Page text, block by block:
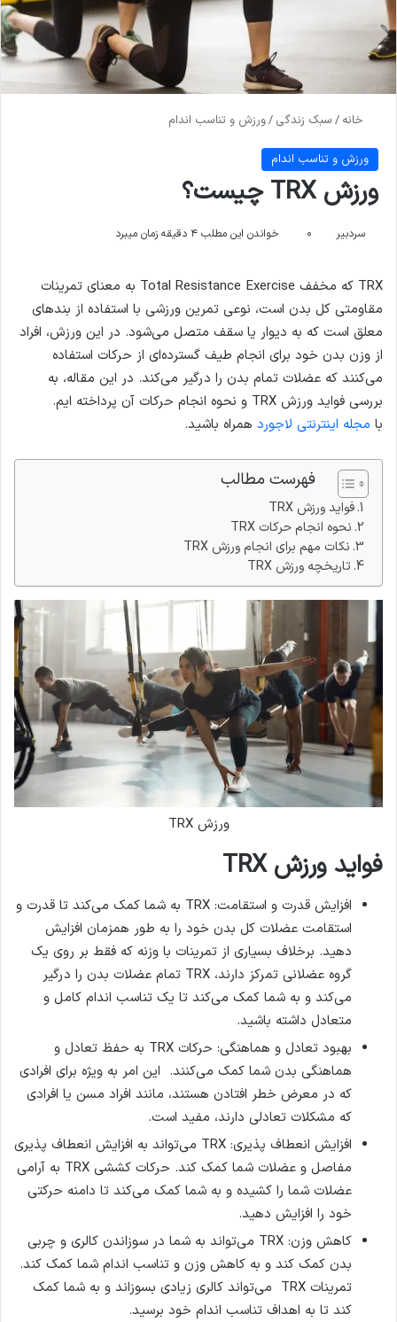
خانه / سبک زندگی /ورزش و تناسب اندام
ورزش و تناسب اندام
ورزش TRX چیست؟
سردبیر ۰ خواندن این مطلب ۴ دقیقه زمان میبرد
TRX که مخفف Total Resistance Exercise به معنای تمرینات
مقاومتی کل بدن است، نوعی تمرین ورزشی با استفاده از بندهای
معلق است که به دیوار یا سقف متصل می‌شود. در این ورزش، افراد
از وزن بدن خود برای انجام طیف گسترده‌ای از حرکات استفاده
می‌کنند که عضلات تمام بدن را درگیر می‌کند. در این مقاله، به
بررسی فواید ورزش TRX و نحوه انجام حرکات آن پرداخته ایم.
با مجله اینترنتی لاجورد همراه باشید.
فهرست مطالب
فواید ورزش TRX
نحوه انجام حرکات TRX
نکات مهم برای انجام ورزش TRX
تاریخچه ورزش TRX
ورزش TRX
فواید ورزشTRX
افزایش قدرت و استقامت: TRX به شما کمک می‌کند تا قدرت و
استقامت عضلات کل بدن خود را به طور همزمان افزایش
دهید. برخلاف بسیاری از تمرینات با وزنه که فقط بر روی یک
گروه عضلانی تمرکز دارند، TRX تمام عضلات بدن را درگیر
می‌کند و به شما کمک می‌کند تا یک تناسب اندام کامل و
متعادل داشته باشید.
بهبود تعادل و هماهنگی: حرکات TRX به حفظ تعادل و
هماهنگی بدن شما کمک می‌کنند. این امر به ویژه برای افرادی
که در معرض خطر افتادن هستند، مانند افراد مسن یا افرادی
که مشکلات تعادلی دارند، مفید است.
افزایش انعطاف پذیری: TRX می‌تواند به افزایش انعطاف پذیری
مفاصل و عضلات شما کمک کند. حرکات کششی TRX به آرامی
عضلات شما را کشیده و به شما کمک می‌کند تا دامنه حرکتی
خود را افزایش دهید.
کاهش وزن: TRX می‌تواند به شما در سوزاندن کالری و چربی
بدن کمک کند و به کاهش وزن و تناسب اندام شما کمک کند.
تمرینات TRX می‌تواند کالری زیادی بسوزاند و به شما کمک
کند تا به اهداف تناسب اندام خود برسید.